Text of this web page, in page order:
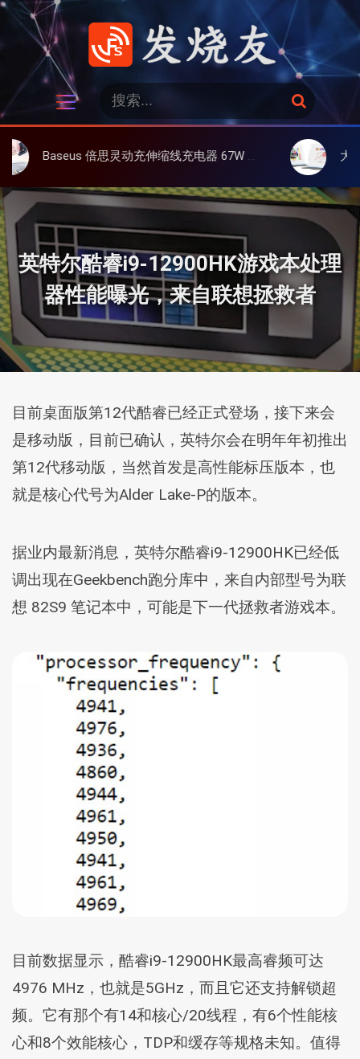
跳
发烧友
：
搜
索
倍思灵动充伸缩线充电器 67W 3C，超耐用可伸缩线、氮化镓、3C多设备同时充 大上 Paperlike
英特尔酷睿i9-12900HK游戏本处理
器性能曝光，来自联想拯救者
目前桌面版第12代酷睿已经正式登场，接下来会
是移动版，目前已确认，英特尔会在明年年初推出
第12代移动版，当然首发是高性能标压版本，也
就是核心代号为Alder Lake-P的版本。
据业内最新消息，英特尔酷睿i9-12900HK已经低
调出现在Geekbench跑分库中，来自内部型号为联
想 82S9 笔记本中，可能是下一代拯救者游戏本。
目前数据显示，酷睿i9-12900HK最高睿频可达
4976 MHz，也就是5GHz，而且它还支持解锁超
频。它有那个有14和核心/20线程，有6个性能核
心和8个效能核心，TDP和缓存等规格未知。值得